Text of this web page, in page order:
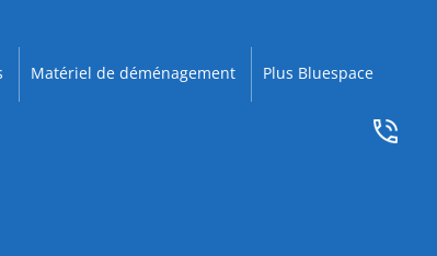
Matériel de déménagement Plus Bluespace